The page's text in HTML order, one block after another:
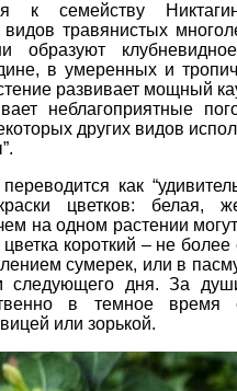
к семейству
травянистых
образуют
в умеренных и
развивает мощный
неблагоприятные
других видов
как
цветков: белая,
на одном растении
короткий – не более
сумерек, или в
следующего дня. За
в темное время
или зорькой.